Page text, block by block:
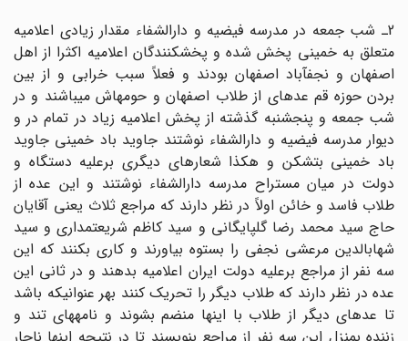
2ـ شب جمعه در مدرسه فیضیه و دارالشفاء مقدار زیادى اعلامیه
متعلق به خمینى پخش شده و پخش‏کنندگان اعلامیه اکثرا از اهل
اصفهان و نجف‏آباد اصفهان بودند و فعلاً سبب خرابى و از بین
بردن حوزه قم عده‏اى از طلاب اصفهان و حومه‏اش میباشند و در
شب جمعه و پنجشنبه گذشته از پخش اعلامیه زیاد در تمام در و
دیوار مدرسه فیضیه و دارالشفاء نوشتند جاوید باد خمینى جاوید
باد خمینى بت‏شکن و هکذا شعارهاى دیگرى برعلیه دستگاه و
دولت در میان مستراح مدرسه دارالشفاء نوشتند و این عده از
طلاب فاسد و خائن اولاً در نظر دارند که مراجع ثلاث یعنى آقایان
حاج سید محمد رضا گلپایگانى و سید کاظم شریعتمدارى و سید
شهاب‏الدین مرعشى نجفى را بستوه بیاورند و کارى بکنند که این
سه نفر از مراجع برعلیه دولت ایران اعلامیه بدهند و در ثانى این
عده در نظر دارند که طلاب دیگر را تحریک کنند بهر عنوانیکه باشد
تا عده‏اى دیگر از طلاب با اینها منضم بشوند و نامه‏هاى تند و